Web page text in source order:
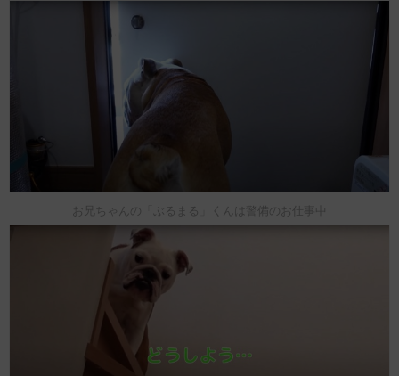
お兄ちゃんの「ぶるまる」くんは警備のお仕事中